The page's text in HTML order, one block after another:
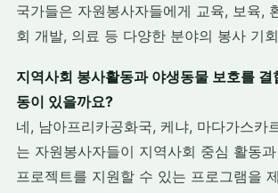
국가들은 자원봉사자들에게 교육, 보육,
회 개발, 의료 등 다양한 분야의 봉사 기
지역사회 봉사활동과 야생동물 보호를
동이 있을까요?
네, 남아프리카공화국, 케냐, 마다가스카
는 자원봉사자들이 지역사회 중심 활동
프로젝트를 지원할 수 있는 프로그램을